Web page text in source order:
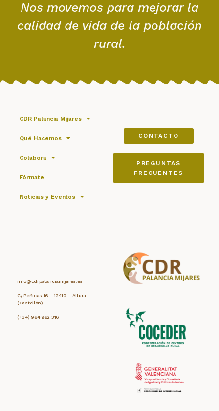
Nos movemos para mejorar la
calidad de vida de la población
rural.
CDR Palancia Mijares
Qué Hacemos
Colabora
Fórmate
Noticias y Eventos
CONTACTO
PREGUNTAS
FRECUENTES
info@cdrpalanciamijares.es
C/ Peñicas 16 – 12410 – Altura
(Castellón)
(+34) 964 962 316